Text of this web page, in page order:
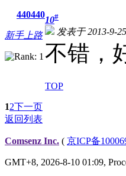
440440
新手上路
10#
发表于 2013-9-
不错，
TOP
12下一页
返回列表
Comsenz Inc. ( 京ICP备
GMT+8, 2026-8-10 01:09,